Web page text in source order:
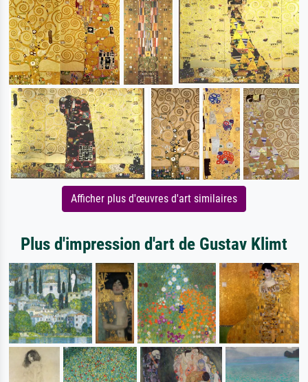
Afficher plus d'œuvres d'art similaires
Plus d'impression d'art de Gustav Klimt